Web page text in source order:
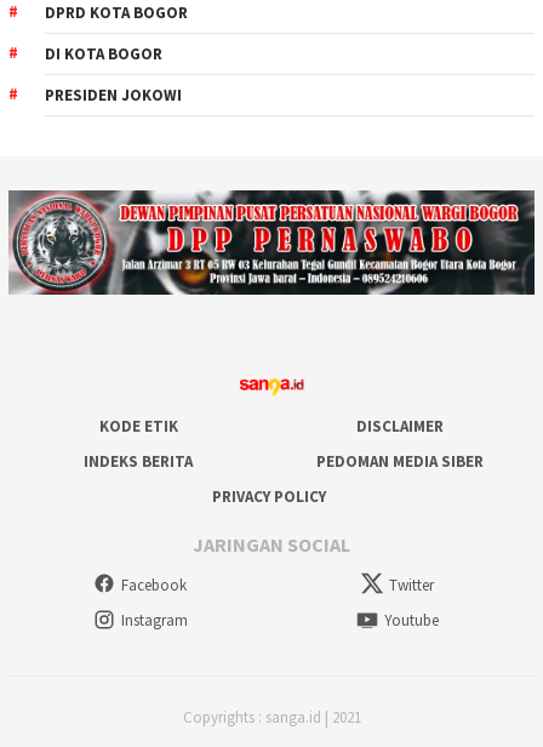
DPRD KOTA BOGOR
DI KOTA BOGOR
PRESIDEN JOKOWI
KODE ETIK
DISCLAIMER
INDEKS BERITA
PEDOMAN MEDIA SIBER
PRIVACY POLICY
JARINGAN SOCIAL
Facebook
Twitter
Instagram
Youtube
Copyrights : sanga.id | 2021